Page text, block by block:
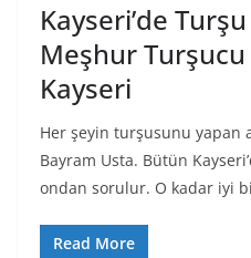
Kayseri’de
Meşhur
Kayseri
Her şeyin turşusunu yapan
Bayram Usta. Bütün
ondan sorulur. O kadar iyi
Read More